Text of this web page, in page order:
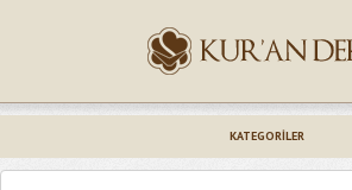
KATEGORILER